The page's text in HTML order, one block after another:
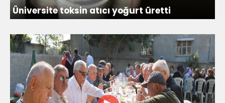
Üniversite toksin atıcı yoğurt üretti